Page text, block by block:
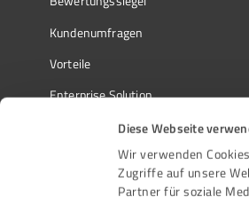
Diese Webseite
Wir verwenden
Zugriffe auf unsere
Partner für soziale
Kundenumfragen
Vorteile
Enterprise Solution
Partnerprogramm
Auszeichnungen